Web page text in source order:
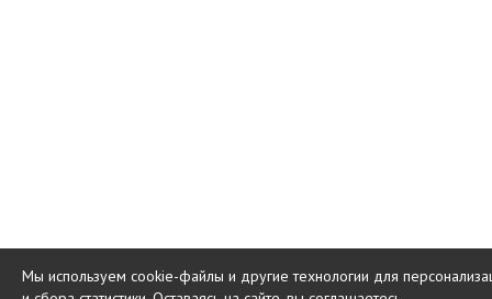
Мы используем cookie-файлы и другие технологии для